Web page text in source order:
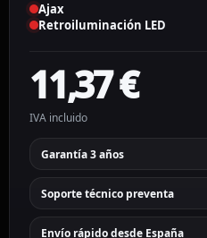
Ajax
Retroiluminación LED
11,37€
IVA incluido
Garantía 3 años
Soporte técnico preventa
Envío rápido desde España